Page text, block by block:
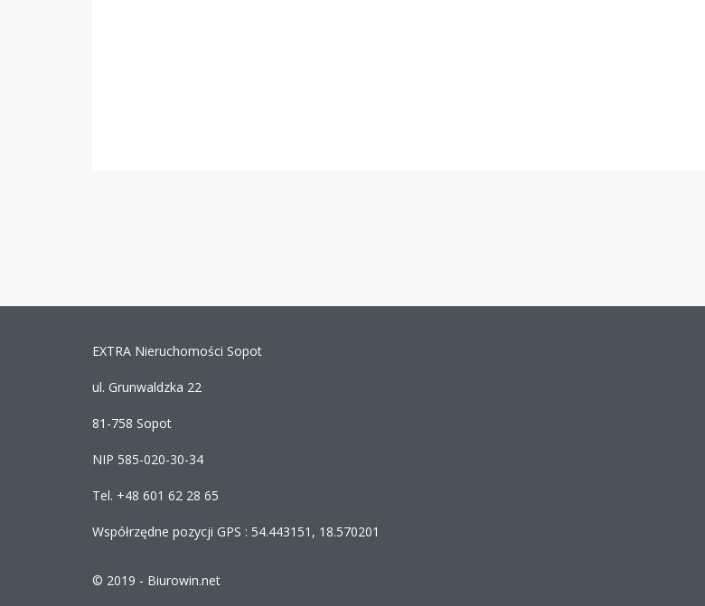
EXTRA Nieruchomości Sopot
ul. Grunwaldzka 22
81-758 Sopot
NIP 585-020-30-34
Tel. +48 601 62 28 65
Współrzędne pozycji GPS : 54.443151, 18.570201
© 2019 - Biurowin.net